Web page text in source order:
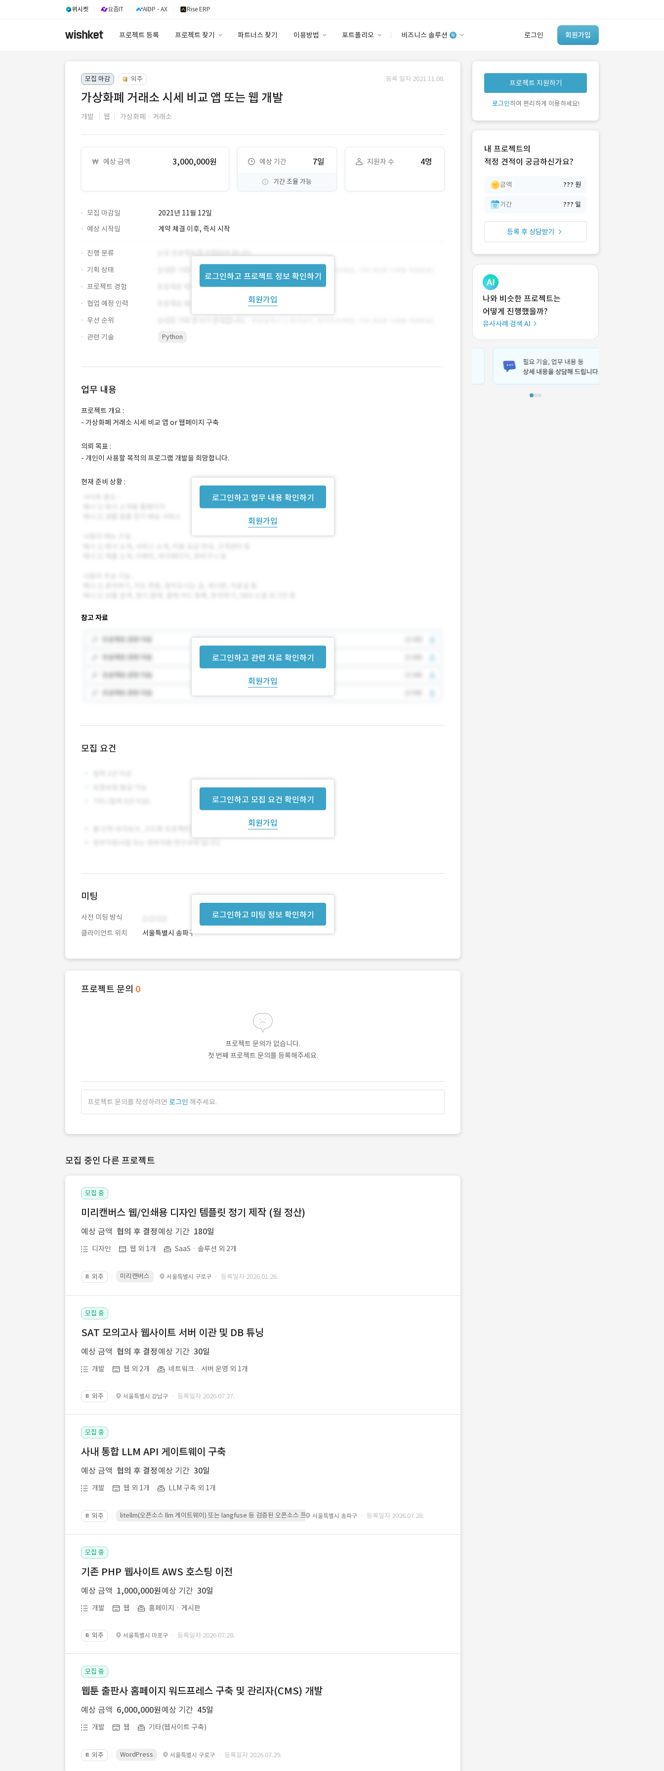
위시켓 요즘IT AIDP - AX Rise ERP
프로젝트 등록 프로젝트 찾기 파트너스 찾기 이용방법 포트폴리오 비즈니스 솔루션 로그인 회원가입
안심 코드 케어
유사사례 검색 AI
‘이런 거’ 만들어본
개발 회사 있어?
모집 마감 외주 등록 일자 2021.11.08.
가상화폐 거래소 시세 비교 앱 또는 웹 개발
개발 웹 가상화폐ㆍ거래소
예상 금액 3,000,000원 예상 기간 7일
기간 조율 가능
지원자 수 4명
모집 마감일 2021년 11월 12일
로그인하고 프로젝트 정보 확인하기
회원가입
예상 시작일 계약 체결 이후, 즉시 시작
진행 분류
기획 상태
프로젝트 경험
협업 예정 인력
우선 순위
관련 기술
Python
업무 내용
로그인하고 업무 내용 확인하기
회원가입
프로젝트 개요 :
- 가상화폐 거래소 시세 비교 앱 or 웹페이지 구축
의뢰 목표 :
- 개인이 사용할 목적의 프로그램 개발을 희망합니다.
현재 준비 상황 :
참고 자료
로그인하고 관련 자료 확인하기
회원가입
모집 요건
로그인하고 모집 요건 확인하기
회원가입
로그인하고 미팅 정보 확인하기
미팅
사전 미팅 방식
클라이언트 위치
서울특별시 송파구
프로젝트 문의 0
프로젝트 문의가 없습니다.
첫 번째 프로젝트 문의를 등록해주세요.
프로젝트 문의를 작성하려면 로그인 해주세요.
모집 중인 다른 프로젝트
모집 중
미리캔버스 웹/인쇄용 디자인 템플릿 정기 제작 (월 정산)
예상 금액 협의 후 결정 예상 기간 180일
디자인 웹 외 1개 SaaSㆍ솔루션 외 2개
📔 외주 미리캔버스 서울특별시 구로구 · 등록일자 2026.01.26.
모집 중
SAT 모의고사 웹사이트 서버 이관 및 DB 튜닝
예상 금액 협의 후 결정 예상 기간 30일
개발 웹 외 2개 네트워크ㆍ서버 운영 외 1개
📔 외주 서울특별시 강남구 · 등록일자 2026.07.27.
모집 중
사내 통합 LLM API 게이트웨이 구축
예상 금액 협의 후 결정 예상 기간 30일
개발 웹 외 1개 LLM 구축 외 1개
📔 외주 litellm(오픈소스 llm 게이트웨이) 또는 langfuse 등 검증된 오픈소스 프레임워크를 기반으로 시스템을 구축
서울특별시 송파구 · 등록일자 2026.07.28.
모집 중
기존 PHP 웹사이트 AWS 호스팅 이전
예상 금액 1,000,000원 예상 기간 30일
개발 웹 홈페이지ㆍ게시판
📔 외주 서울특별시 마포구 · 등록일자 2026.07.28.
모집 중
웹툰 출판사 홈페이지 워드프레스 구축 및 관리자(CMS) 개발
예상 금액 6,000,000원 예상 기간 45일
개발 웹 기타(웹사이트 구축)
📔 외주 WordPress 서울특별시 구로구 · 등록일자 2026.07.29.
프로젝트 지원하기
로그인하여 편리하게 이용하세요!
내 프로젝트의
적정 견적이 궁금하신가요?
금액 ??? 원
기간 ??? 일
등록 후 상담받기
나와 비슷한 프로젝트는
어떻게 진행했을까?
유사사례 검색 AI